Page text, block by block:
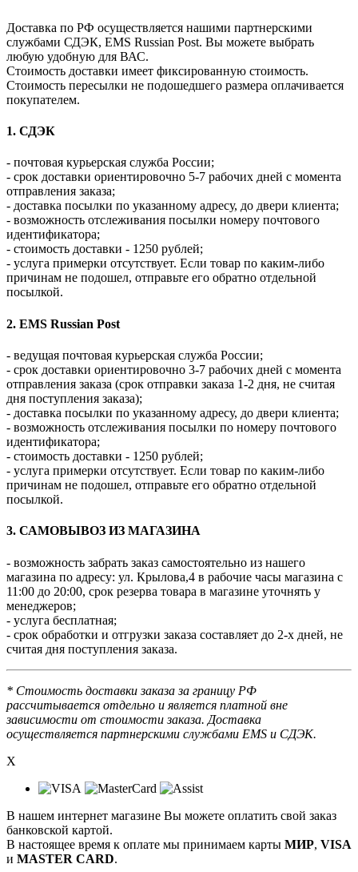
Доставка по РФ осуществляется нашими партнерскими
службами СДЭК, EMS Russian Post. Вы можете выбрать
любую удобную для ВАС.
Стоимость доставки имеет фиксированную стоимость.
Стоимость пересылки не подошедшего размера оплачивается
покупателем.
1. СДЭК
- почтовая курьерская служба России;
- срок доставки ориентировочно 5-7 рабочих дней с момента
отправления заказа;
- доставка посылки по указанному адресу, до двери клиента;
- возможность отслеживания посылки номеру почтового
идентификатора;
- стоимость доставки - 1250 рублей;
- услуга примерки отсутствует. Если товар по каким-либо
причинам не подошел, отправьте его обратно отдельной
посылкой.
2. EMS Russian Post
- ведущая почтовая курьерская служба России;
- срок доставки ориентировочно 3-7 рабочих дней с момента
отправления заказа (срок отправки заказа 1-2 дня, не считая
дня поступления заказа);
- доставка посылки по указанному адресу, до двери клиента;
- возможность отслеживания посылки по номеру почтового
идентификатора;
- стоимость доставки - 1250 рублей;
- услуга примерки отсутствует. Если товар по каким-либо
причинам не подошел, отправьте его обратно отдельной
посылкой.
3. САМОВЫВОЗ ИЗ МАГАЗИНА
- возможность забрать заказ самостоятельно из нашего
магазина по адресу: ул. Крылова,4 в рабочие часы магазина с
11:00 до 20:00, срок резерва товара в магазине уточнять у
менеджеров;
- услуга бесплатная;
- срок обработки и отгрузки заказа составляет до 2-х дней, не
считая дня поступления заказа.
* Стоимость доставки заказа за границу РФ
рассчитывается отдельно и является платной вне
зависимости от стоимости заказа. Доставка
осуществляется партнерскими службами EMS и СДЭК.
X
В нашем интернет магазине Вы можете оплатить свой заказ
банковской картой.
В настоящее время к оплате мы принимаем карты МИР, VISA
и MASTER CARD.